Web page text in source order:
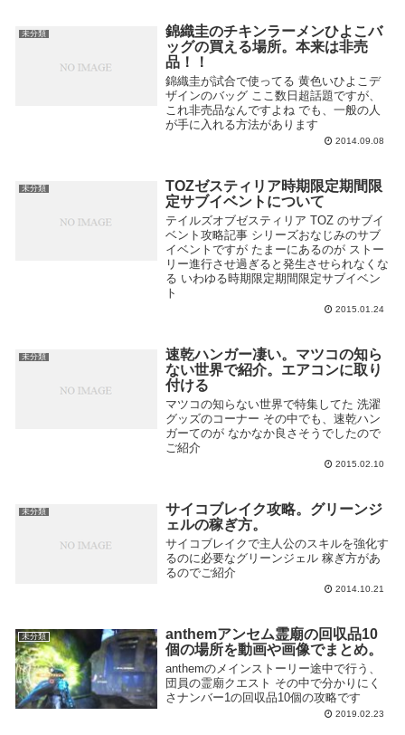
未分類
錦織圭のチキンラーメンひよこバ
ッグの買える場所。本来は非売
品！！
錦織圭が試合で使ってる 黄色いひよこデ
ザインのバッグ ここ数日超話題ですが、
これ非売品なんですよね でも、一般の人
が手に入れる方法があります
2014.09.08
未分類
TOZゼスティリア時期限定期間限
定サブイベントについて
テイルズオブゼスティリア TOZ のサブイ
ベント攻略記事 シリーズおなじみのサブ
イベントですが たまーにあるのが ストー
リー進行させ過ぎると発生させられなくな
る いわゆる時期限定期間限定サブイベン
ト
2015.01.24
未分類
速乾ハンガー凄い。マツコの知ら
ない世界で紹介。エアコンに取り
付ける
マツコの知らない世界で特集してた 洗濯
グッズのコーナー その中でも、速乾ハン
ガーてのが なかなか良さそうでしたので
ご紹介
2015.02.10
未分類
サイコブレイク攻略。グリーンジ
ェルの稼ぎ方。
サイコブレイクで主人公のスキルを強化す
るのに必要なグリーンジェル 稼ぎ方があ
るのでご紹介
2014.10.21
未分類
anthemアンセム霊廟の回収品10
個の場所を動画や画像でまとめ。
anthemのメインストーリー途中で行う、
団員の霊廟クエスト その中で分かりにく
さナンバー1の回収品10個の攻略です
2019.02.23